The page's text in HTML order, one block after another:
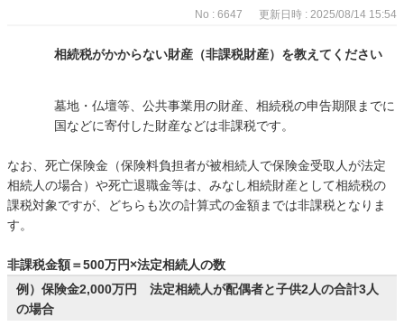
No : 6647 更新日時 : 2025/08/14 15:54
相続税がかからない財産（非課税財産）を教えてください
墓地・仏壇等、公共事業用の財産、相続税の申告期限までに
国などに寄付した財産などは非課税です。
なお、死亡保険金（保険料負担者が被相続人で保険金受取人が法定
相続人の場合）や死亡退職金等は、みなし相続財産として相続税の
課税対象ですが、どちらも次の計算式の金額までは非課税となりま
す。
非課税金額＝500万円×法定相続人の数
例）保険金2,000万円 法定相続人が配偶者と子供2人の合計3人
の場合